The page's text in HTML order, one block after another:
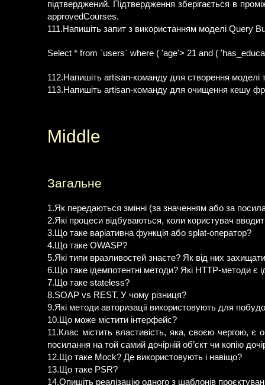
підтверджений. Підтвердження зберігається в
approvedCourses.
111.Напишіть запит з використанням моделі Query
Select * from `users` where ( 'age'> 21 and (
112.Напишіть artisan-команду для створення моделі
113.Напишіть artisan-команду для очищення кешу
Middle
Загальне
1.Як передаються змінні (за значенням або за
2.Які процеси відбуваються, коли користувач
3.Що таке варіативна функція або splat-оператор?
4.Що таке OWASP?
5.Які типи вразливостей знаєте? Як від них
6.Що таке ідемпотентні методи? Які HTTP-методи є
7.Що таке stateless?
8.SOAP vs REST. У чому різниця?
9.Які методи авторизації використовують для
10.Що може містити інтерфейс?
11.Клас містить властивість, яка, своєю чергою, є
посилання на той самий дочірній об’єкт чи копію
12.Що таке Mock? Де використовують і навіщо?
13.Що таке PSR?
14.Опишіть реалізацію одного з шаблонів